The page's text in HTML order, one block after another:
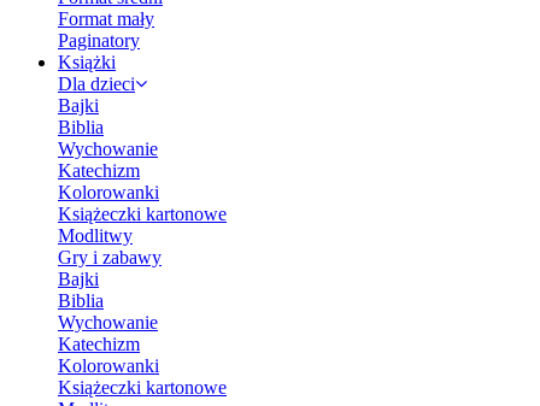
Format mały
Paginatory
Książki
Dla dzieci
Bajki
Biblia
Wychowanie
Katechizm
Kolorowanki
Książeczki kartonowe
Modlitwy
Gry i zabawy
Bajki
Biblia
Wychowanie
Katechizm
Kolorowanki
Książeczki kartonowe